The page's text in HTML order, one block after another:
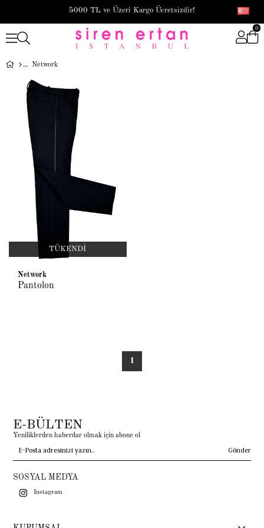
5000 TL ve Üzeri Kargo Ücretsizdir!
0
Network
TÜKENDI
Network
Pantolon
1
E-BÜLTEN
Yeniliklerden haberdar olmak için abone ol
Gönder
SOSYAL MEDYA
Instagram